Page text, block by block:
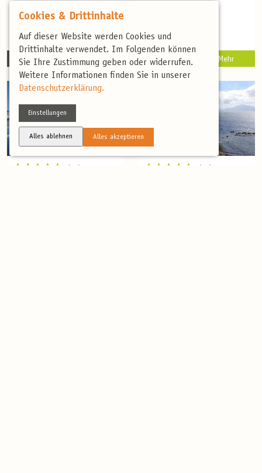
Cookies & Drittinhalte
Auf dieser Website werden Cookies und
Drittinhalte verwendet. Im Folgenden können
Sie Ihre Zustimmung geben oder widerrufen.
Weitere Informationen finden Sie in unserer
Datenschutzerklärung.
Einstellungen
Alles ablehnen Alles akzeptieren
Dithmarscher
Wattenmeer
5 Tage Mehr 3 Tage Mehr